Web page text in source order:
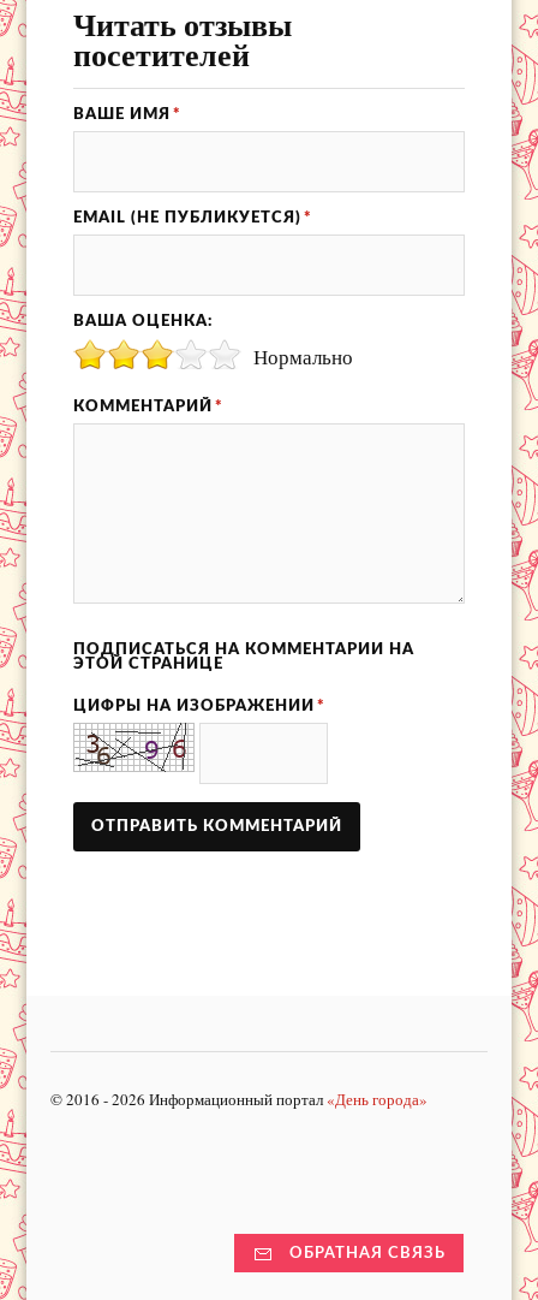
Читать отзывы
посетителей
ВАШЕ ИМЯ *
EMAIL (НЕ ПУБЛИКУЕТСЯ) *
ВАША ОЦЕНКА:
Нормально
КОММЕНТАРИЙ *
ПОДПИСАТЬСЯ НА КОММЕНТАРИИ НА
ЭТОЙ СТРАНИЦЕ
ЦИФРЫ НА ИЗОБРАЖЕНИИ *
© 2016 - 2026 Информационный портал «День города»
ОБРАТНАЯ СВЯЗЬ